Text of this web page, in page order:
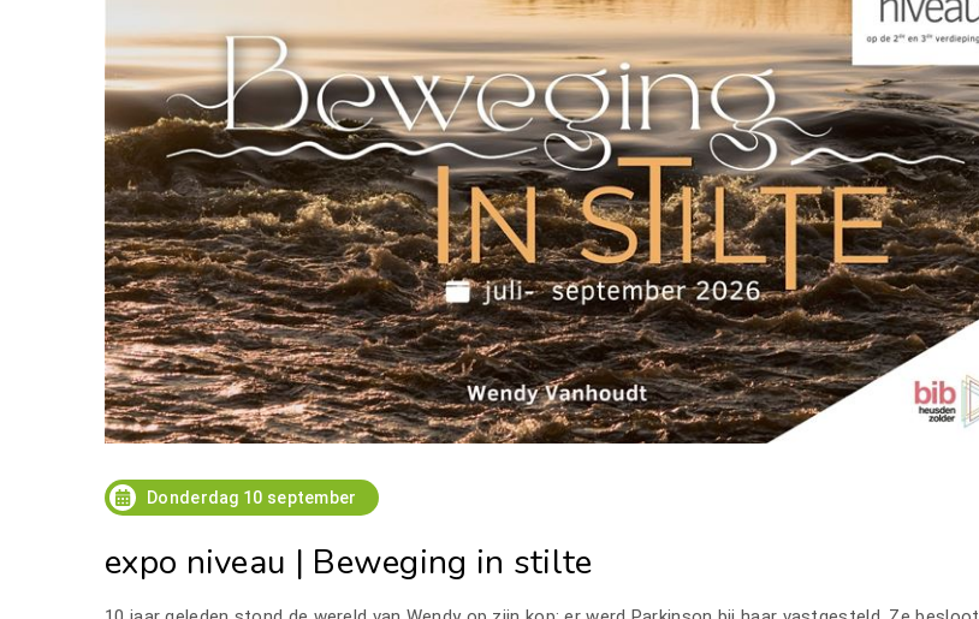
Donderdag 10 september
expo niveau | Beweging in stilte